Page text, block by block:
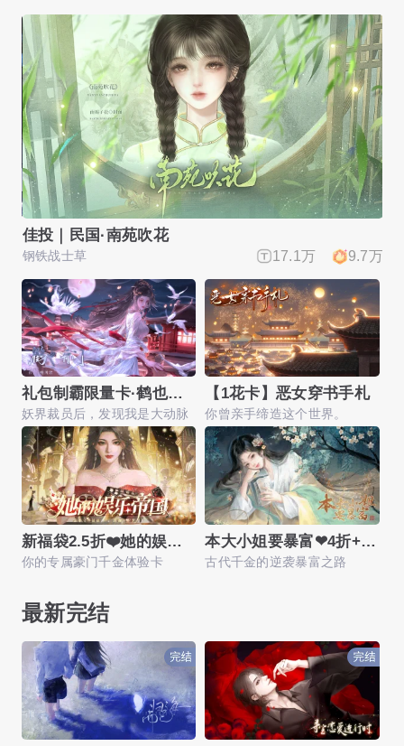
仙门第一白月光
想吃锅包肉啊 11.0万 17.9万
礼包制霸限量卡·鹤也，开门！
妖界裁员后，发现我是大动脉
新福袋2.5折❤️她的娱乐帝国
你的专属豪门千金体验卡
【1花卡】恶女穿书手札
你曾亲手缔造这个世界。
本大小姐要暴富❤4折+返利
古代千金的逆袭暴富之路
最新完结